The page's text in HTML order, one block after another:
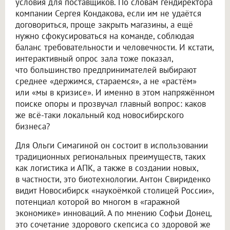
компании Сергея Кондакова, если им не удаётся
договориться, проще закрыть магазины, а ещё
нужно сфокусироваться на команде, соблюдая
баланс требовательности и человечности. И кстати,
интерактивный опрос зала тоже показал,
что большинство предпринимателей выбирают
среднее «держимся, стараемся», а не «растём»
или «мы в кризисе». И именно в этом напряжённом
поиске опоры и прозвучал главный вопрос: каков
же всё-таки локальный код новосибирского
бизнеса?
Для Ольги Симагиной он состоит в использовании
традиционных региональных преимуществ, таких
как логистика и АПК, а также в создании новых,
в частности, это биотехнологии. Антон Свириденко
видит Новосибирск «наукоёмкой столицей России»,
потенциал которой во многом в «гаражной
экономике» инноваций. А по мнению Софьи Донец,
это сочетание здорового скепсиса со здоровой же